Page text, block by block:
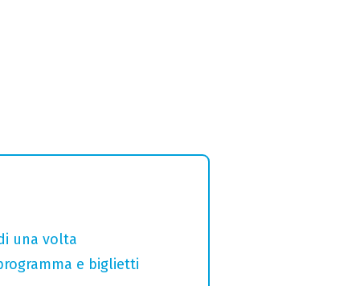
una volta
e biglietti